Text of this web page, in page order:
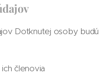
Dotknutej osoby budú
členovia